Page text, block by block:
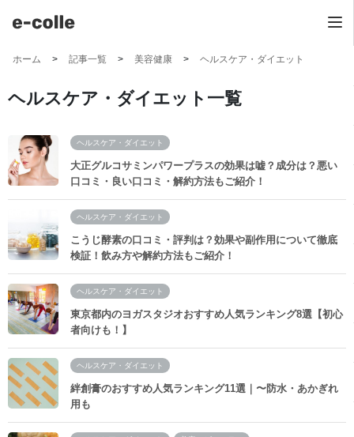
ホーム 記事一覧 美容健康 ヘルスケア・ダイエット
ヘルスケア・ダイエット一覧
ヘルスケア・ダイエット
大正グルコサミンパワープラスの効果は嘘？成分は？悪い
口コミ・良い口コミ・解約方法もご紹介！
ヘルスケア・ダイエット
こうじ酵素の口コミ・評判は？効果や副作用について徹底
検証！飲み方や解約方法もご紹介！
ヘルスケア・ダイエット
東京都内のヨガスタジオおすすめ人気ランキング8選【初心
者向けも！】
ヘルスケア・ダイエット
絆創膏のおすすめ人気ランキング11選｜〜防水・あかぎれ
用も